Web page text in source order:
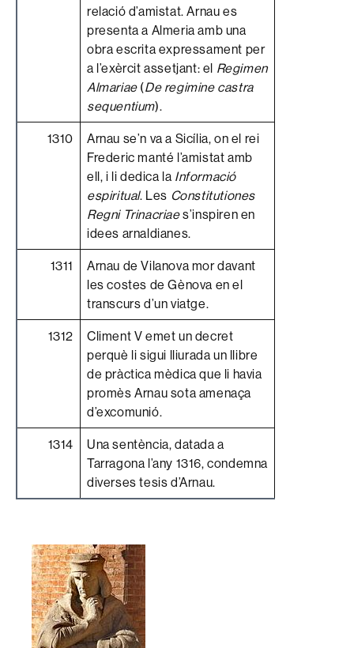
relació d’amistat. Arnau es
presenta a Almeria amb una
obra escrita expressament per
a l’exèrcit assetjant: el Regimen
Almariae(De regimine castra
sequentium).
1310
Arnau se’n va a Sicília, on el rei
Frederic manté l’amistat amb
ell, i li dedica la Informació
espiritual. Les Constitutiones
Regni Trinacriaes’inspiren en
idees arnaldianes.
1311
Arnau de Vilanova mor davant
les costes de Gènova en el
transcurs d’un viatge.
1312
Climent V emet un decret
perquè li sigui lliurada un llibre
de pràctica mèdica que li havia
promès Arnau sota amenaça
d’excomunió.
1314
Una sentència, datada a
Tarragona l’any 1316, condemna
diverses tesis d’Arnau.